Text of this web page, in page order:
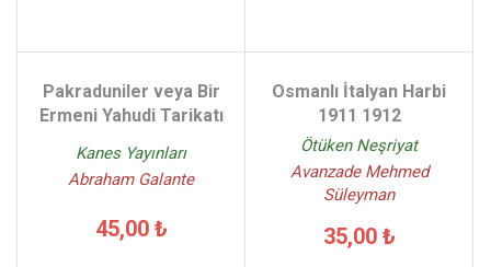
Pakraduniler veya Bir
Ermeni Yahudi Tarikatı
Kanes Yayınları
Abraham Galante
45,00 ₺
Osmanlı İtalyan Harbi
1911 1912
Ötüken Neşriyat
Avanzade Mehmed
Süleyman
35,00 ₺